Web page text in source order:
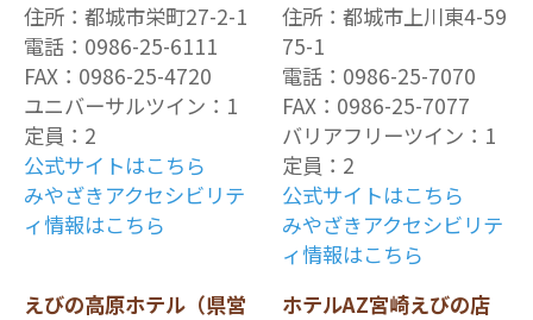
住所：都城市栄町27-2-1
電話：0986-25-6111
FAX：0986-25-4720
ユニバーサルツイン：1
定員：2
公式サイトはこちら
みやざきアクセシビリテ
ィ情報はこちら
住所：都城市上川東4-59
75-1
電話：0986-25-7070
FAX：0986-25-7077
バリアフリーツイン：1
定員：2
公式サイトはこちら
みやざきアクセシビリテ
ィ情報はこちら
えびの高原ホテル（県営
ホテルAZ宮崎えびの店